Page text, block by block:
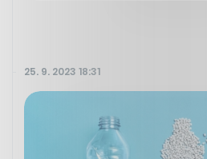
25. 9. 2023 18:31